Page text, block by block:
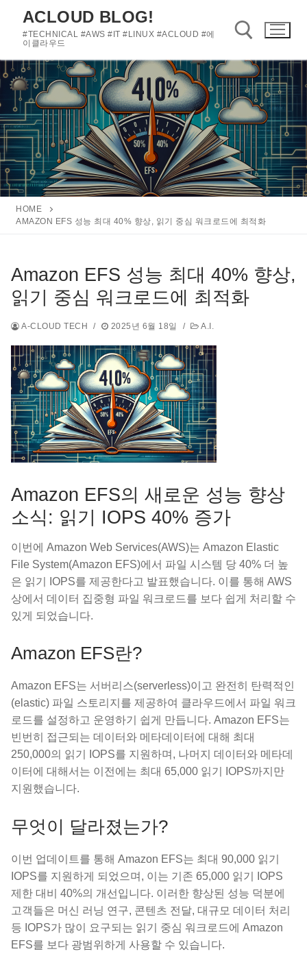
로
바
가
기
ACLOUD BLOG!
#TECHNICAL #AWS #IT #LINUX #ACLOUD #에
이클라우드
검색 :
HOME
AMAZON EFS 성능 최대 40% 향상, 읽기 중심 워크로드에 최적화
Amazon EFS 성능 최대 40% 향상,
읽기 중심 워크로드에 최적화
A-CLOUD TECH / 2025년 6월 18일 / A.I.
Amazon EFS의 새로운 성능 향상
소식: 읽기 IOPS 40% 증가
이번에 Amazon Web Services(AWS)는 Amazon Elastic
File System(Amazon EFS)에서 파일 시스템 당 40% 더 높
은 읽기 IOPS를 제공한다고 발표했습니다. 이를 통해 AWS
상에서 데이터 집중형 파일 워크로드를 보다 쉽게 처리할 수
있게 되었습니다.
Amazon EFS란?
Amazon EFS는 서버리스(serverless)이고 완전히 탄력적인
(elastic) 파일 스토리지를 제공하여 클라우드에서 파일 워크
로드를 설정하고 운영하기 쉽게 만듭니다. Amazon EFS는
빈번히 접근되는 데이터와 메타데이터에 대해 최대
250,000의 읽기 IOPS를 지원하며, 나머지 데이터와 메타데
이터에 대해서는 이전에는 최대 65,000 읽기 IOPS까지만
지원했습니다.
무엇이 달라졌는가?
이번 업데이트를 통해 Amazon EFS는 최대 90,000 읽기
IOPS를 지원하게 되었으며, 이는 기존 65,000 읽기 IOPS
제한 대비 40%의 개선입니다. 이러한 향상된 성능 덕분에
고객들은 머신 러닝 연구, 콘텐츠 전달, 대규모 데이터 처리
등 IOPS가 많이 요구되는 읽기 중심 워크로드에 Amazon
EFS를 보다 광범위하게 사용할 수 있습니다.